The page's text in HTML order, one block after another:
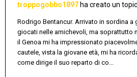
troppogobbo1897 ha creato un
Rodrigo Bentancur. Arrivato in sordina
giocati nelle amichevoli, ma soprattutto
il Genoa mi ha impressionato
cautele, vista la giovane età, mi ha
come dirige il suo reparto di co...